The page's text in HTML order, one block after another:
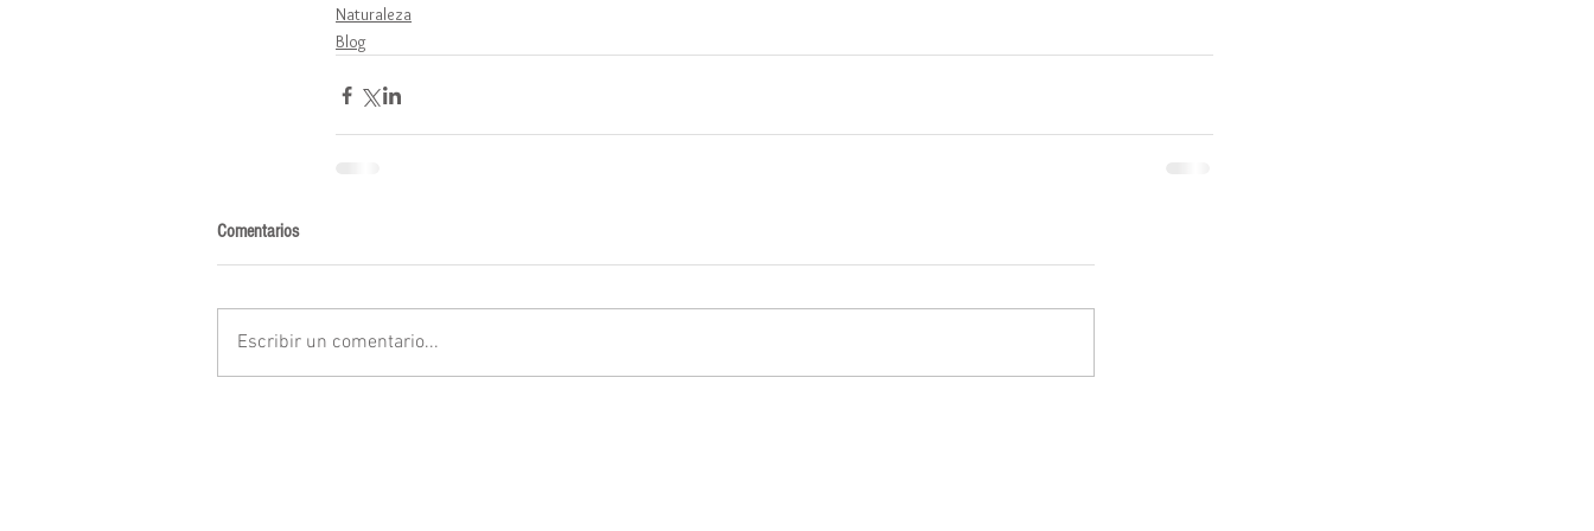
Naturaleza
Blog
Comentarios
Escribir un comentario...